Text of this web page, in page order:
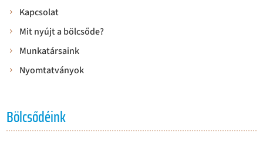
Kapcsolat
Mit nyújt a bölcsőde?
Munkatársaink
Nyomtatványok
Bölcsődéink